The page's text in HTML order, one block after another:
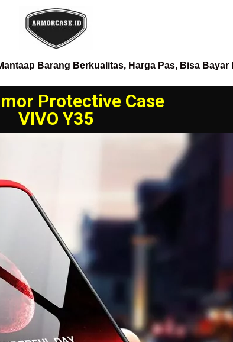
Barang Berkualitas, Harga Pas, Bisa Bayar
Protective Case
VIVO Y35